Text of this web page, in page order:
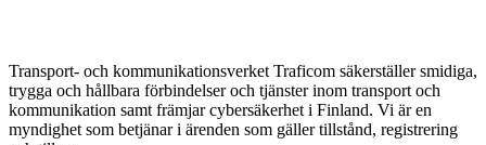
Transport- och kommunikationsverket Traficom säkerställer smidiga,
trygga och hållbara förbindelser och tjänster inom transport och
kommunikation samt främjar cybersäkerhet i Finland. Vi är en
myndighet som betjänar i ärenden som gäller tillstånd, registrering